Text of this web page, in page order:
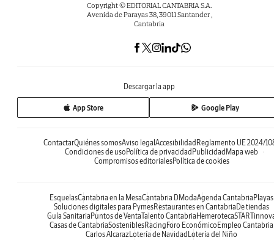
Copyright © EDITORIAL CANTABRIA S.A.
Avenida de Parayas 38, 39011 Santander ,
Cantabria
Descargar la app
App Store Google Play
ContactarQuiénes somosAviso legal Accesibilidad Reglamento UE 2024/
Condiciones de uso Política de privacidad Publicidad Mapa web
Compromisos editorialesPolítica de cookies
EsquelasCantabria en la MesaCantabria DModaAgenda Cantabria Playas
Soluciones digitales para PymesRestaurantes en Cantabria De tiendas
Guía Sanitaria Puntos de VentaTalento Cantabria Hemeroteca
Casas de CantabriaSosteniblesRacing Foro Económico Empleo Cantabria
Carlos AlcarazLotería de Navidad Lotería del Niño